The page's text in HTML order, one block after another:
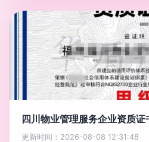
四川物业管理服务企业资质证
更新时间：2026-08-08 12:31:48